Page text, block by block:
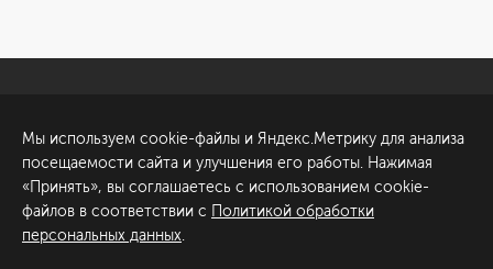
Обсудить проект
ул. Академика Павлова, 6
к1
+7 (812) 200-95-55
Мы используем cookie-файлы и Яндекс.Метрику для анализа
посещаемости сайта и улучшения его работы. Нажимая
«Принять», вы соглашаетесь с использованием cookie-
файлов в соответствии с Политикой обработки
персональных данных.